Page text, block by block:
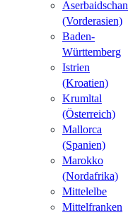
Aserbaidschan
(Vorderasien)
Baden-
Württemberg
Istrien
(Kroatien)
Krumltal
(Österreich)
Mallorca
(Spanien)
Marokko
(Nordafrika)
Mittelelbe
Mittelfranken